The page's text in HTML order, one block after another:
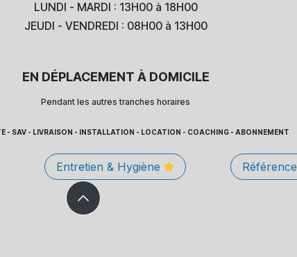
LUNDI - MARDI : 13H00 à 18H00
JEUDI - VENDREDI : 08H00 à 13H00
EN DÉPLACEMENT À DOMICILE
Pendant les autres tranches horaires
- SAV - LIVRAISON - INSTALLATION - LOCATION - COACHING - ABONNEMENT
Entretien & Hygiène Référence